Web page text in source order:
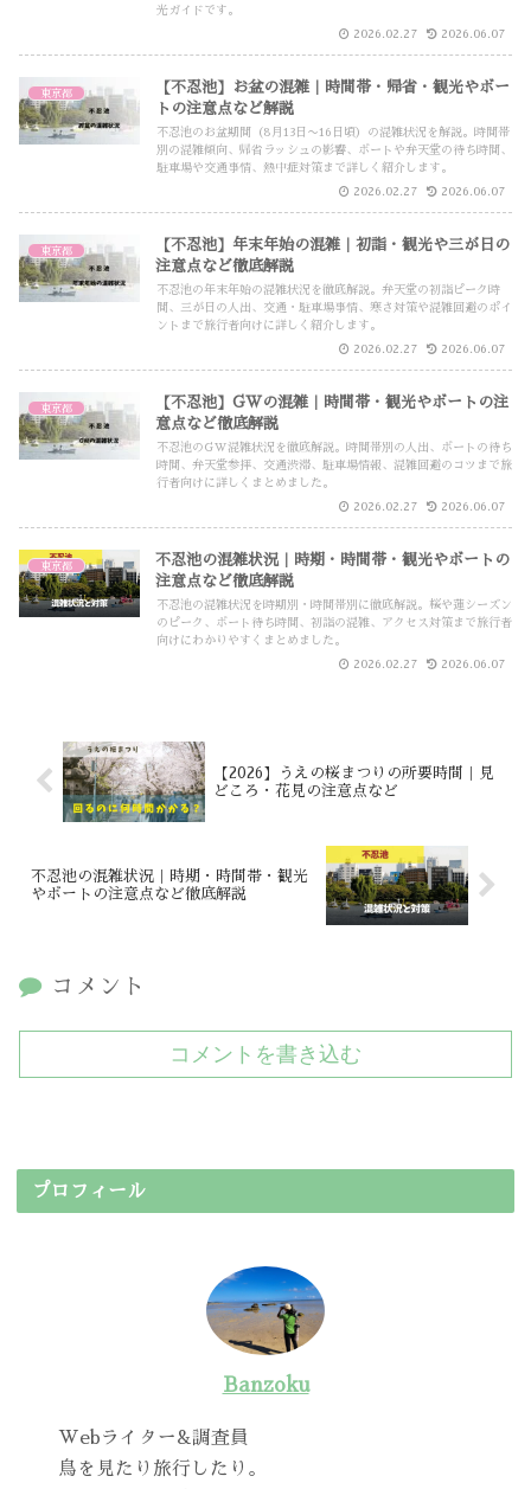
光ガイドです。
2026.02.27 2026.06.07
東京都
【不忍池】お盆の混雑｜時間帯・帰省・観光やボー
トの注意点など解説
不忍池のお盆期間（8月13日〜16日頃）の混雑状況を解説。時間帯
別の混雑傾向、帰省ラッシュの影響、ボートや弁天堂の待ち時間、
駐車場や交通事情、熱中症対策まで詳しく紹介します。
2026.02.27 2026.06.07
東京都
【不忍池】年末年始の混雑｜初詣・観光や三が日の
注意点など徹底解説
不忍池の年末年始の混雑状況を徹底解説。弁天堂の初詣ピーク時
間、三が日の人出、交通・駐車場事情、寒さ対策や混雑回避のポイ
ントまで旅行者向けに詳しく紹介します。
2026.02.27 2026.06.07
東京都
【不忍池】GWの混雑｜時間帯・観光やボートの注
意点など徹底解説
不忍池のGW混雑状況を徹底解説。時間帯別の人出、ボートの待ち
時間、弁天堂参拝、交通渋滞、駐車場情報、混雑回避のコツまで旅
行者向けに詳しくまとめました。
2026.02.27 2026.06.07
東京都
不忍池の混雑状況｜時期・時間帯・観光やボートの
注意点など徹底解説
不忍池の混雑状況を時期別・時間帯別に徹底解説。桜や蓮シーズン
のピーク、ボート待ち時間、初詣の混雑、アクセス対策まで旅行者
向けにわかりやすくまとめました。
2026.02.27 2026.06.07
【2026】うえの桜まつりの所要時間｜見
どころ・花見の注意点など
不忍池の混雑状況｜時期・時間帯・観光
やボートの注意点など徹底解説
コメント
コメントを書き込む
プロフィール
Banzoku
Webライター&調査員
鳥を見たり旅行したり。